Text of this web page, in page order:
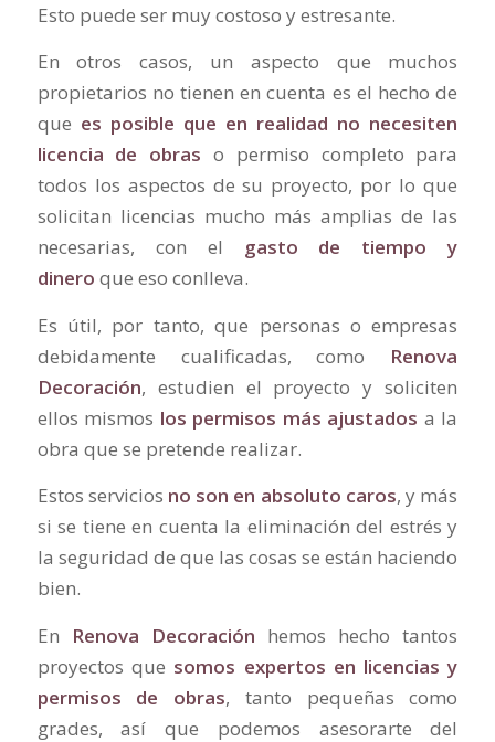
Esto puede ser muy costoso y estresante.
En otros casos, un aspecto que muchos
propietarios no tienen en cuenta es el hecho de
que es posible que en realidad no necesiten
licencia de obras o permiso completo para
todos los aspectos de su proyecto, por lo que
solicitan licencias mucho más amplias de las
necesarias, con el
gasto de tiempo y
dinero que eso conlleva.
Es útil, por tanto, que personas o empresas
debidamente cualificadas, como Renova
Decoración, estudien el proyecto y soliciten
ellos mismos los permisos más ajustados a la
obra que se pretende realizar.
Estos servicios no son en absoluto caros, y más
si se tiene en cuenta la eliminación del estrés y
la seguridad de que las cosas se están haciendo
bien.
En Renova Decoración hemos hecho tantos
proyectos que somos expertos en licencias y
permisos de obras, tanto pequeñas como
grades, así que podemos asesorarte del